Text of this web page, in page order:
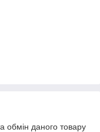
обмін даного товару